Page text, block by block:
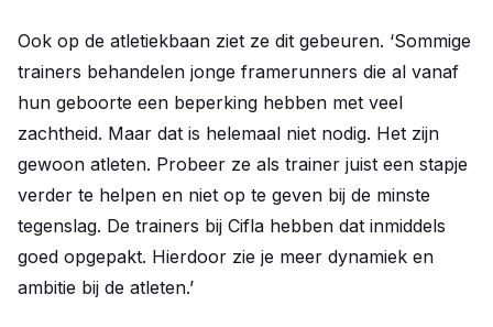
Ook op de atletiekbaan ziet ze dit gebeuren. ‘Sommige
trainers behandelen jonge framerunners die al vanaf
hun geboorte een beperking hebben met veel
zachtheid. Maar dat is helemaal niet nodig. Het zijn
gewoon atleten. Probeer ze als trainer juist een stapje
verder te helpen en niet op te geven bij de minste
tegenslag. De trainers bij Cifla hebben dat inmiddels
goed opgepakt. Hierdoor zie je meer dynamiek en
ambitie bij de atleten.’